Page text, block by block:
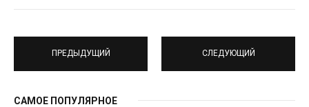
ПРЕДЫДУЩИЙ СЛЕДУЮЩИЙ
САМОЕ ПОПУЛЯРНОЕ